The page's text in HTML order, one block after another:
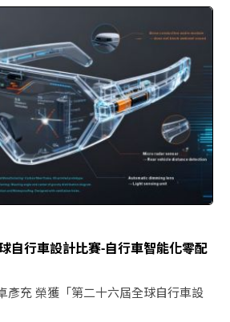
自行車設計比賽-自行車智能化零配
彥充 榮獲「第二十六屆全球自行車設